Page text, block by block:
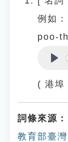
例如：
poo-
( 港埠
詞條來源：
教育部臺